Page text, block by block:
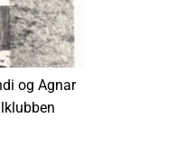
og Agnar